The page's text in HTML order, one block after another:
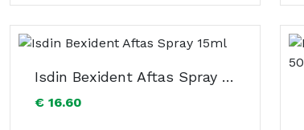
Isdin Bexident Aftas Spray 15ml
€ 16.60